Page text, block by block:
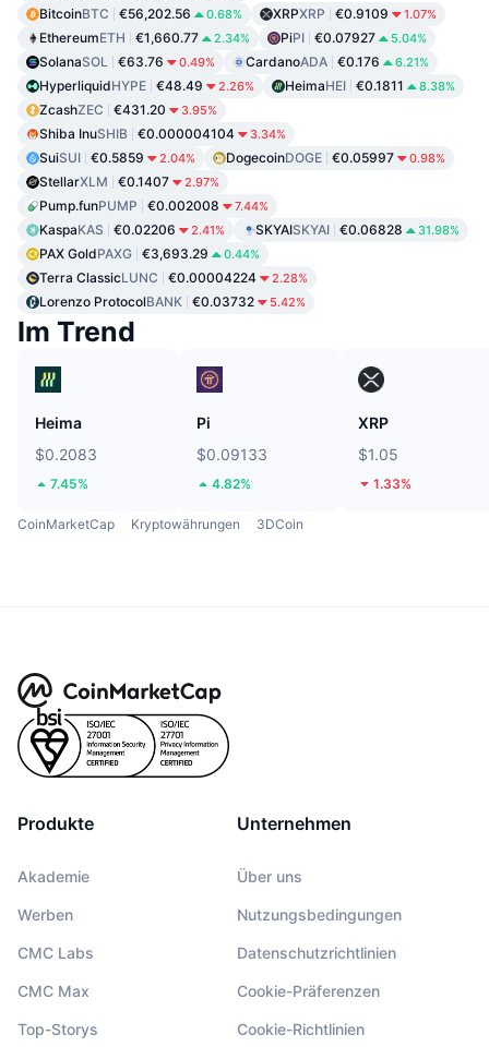
BitcoinBTC €56,202.56 0.68% XRPXRP €0.9109 1.07%
EthereumETH €1,660.77 2.34% PiPI €0.07927 5.04%
SolanaSOL €63.76 0.49% CardanoADA €0.176 6.21%
HyperliquidHYPE €48.49 2.26% HeimaHEI €0.1811 8.38%
ZcashZEC €431.20 3.95%
Shiba InuSHIB €0.000004104 3.34%
SuiSUI €0.5859 2.04% DogecoinDOGE €0.05997 0.98%
StellarXLM €0.1407 2.97%
Pump.funPUMP €0.002008 7.44%
KaspaKAS €0.02206 2.41% SKYAISKYAI €0.06828 31.98%
PAX GoldPAXG €3,693.29 0.44%
Terra ClassicLUNC €0.00004224 2.28%
Lorenzo ProtocolBANK €0.03732 5.42%
Im Trend
Heima
$0.2083
7.45%
Pi
$0.09133
4.82%
XRP
$1.05
1.33%
CoinMarketCap Kryptowährungen 3DCoin
Produkte
Akademie
Werben
CMC Labs
CMC Max
Top-Storys
Unternehmen
Über uns
Nutzungsbedingungen
Datenschutzrichtlinien
Cookie-Präferenzen
Cookie-Richtlinien